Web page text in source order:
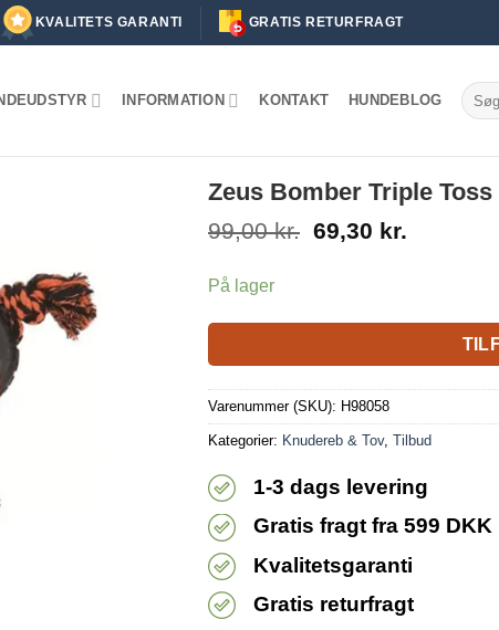
KVALITETS GARANTI GRATIS RETURFRAGT
INFORMATION KONTAKT HUNDEBLOG
Søg
efter:
Zeus Bomber Triple Toss
99,00kr. Den
99,00 kr..
69,30 kr.
69,30
På lager
Varenummer (SKU): H98058
Kategorier: Knudereb & Tov, Tilbud
1-3 dags levering
Gratis fragt fra 599 DKK
Kvalitetsgaranti
Gratis returfragt